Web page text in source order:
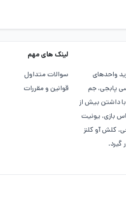
واحدهای
پابجی، جم
داشتن بیش از
بازی، یونیت
کلش آو کلنز
گیرد.
لینک های مهم
سوالات متداول
قوانین و مقررات